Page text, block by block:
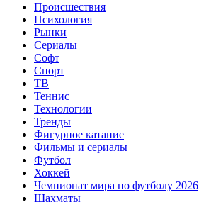
Происшествия
Психология
Рынки
Сериалы
Софт
Спорт
ТВ
Теннис
Технологии
Тренды
Фигурное катание
Фильмы и сериалы
Футбол
Хоккей
Чемпионат мира по футболу 2026
Шахматы